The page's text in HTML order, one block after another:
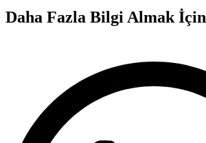
Daha Fazla Bilgi Almak İçin